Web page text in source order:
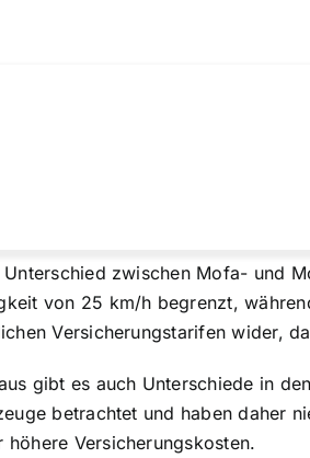
Unterschied zwischen Mofa- und
von 25 km/h begrenzt,
Versicherungstarifen wider,
gibt es auch Unterschiede in
betrachtet und haben daher
höhere Versicherungskosten.